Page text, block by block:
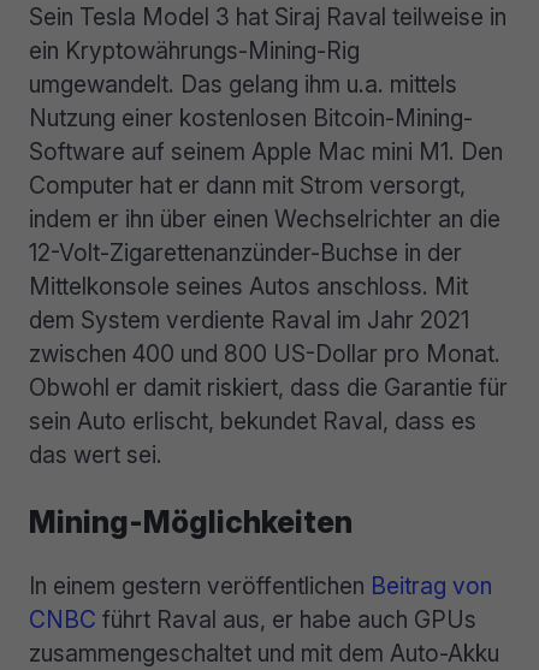
Sein Tesla Model 3 hat Siraj Raval teilweise in
ein Kryptowährungs-Mining-Rig
umgewandelt. Das gelang ihm u.a. mittels
Nutzung einer kostenlosen Bitcoin-Mining-
Software auf seinem Apple Mac mini M1. Den
Computer hat er dann mit Strom versorgt,
indem er ihn über einen Wechselrichter an die
12-Volt-Zigarettenanzünder-Buchse in der
Mittelkonsole seines Autos anschloss. Mit
dem System verdiente Raval im Jahr 2021
zwischen 400 und 800 US-Dollar pro Monat.
Obwohl er damit riskiert, dass die Garantie für
sein Auto erlischt, bekundet Raval, dass es
das wert sei.
Mining-Möglichkeiten
In einem gestern veröffentlichen Beitrag von
CNBC führt Raval aus, er habe auch GPUs
zusammengeschaltet und mit dem Auto-Akku